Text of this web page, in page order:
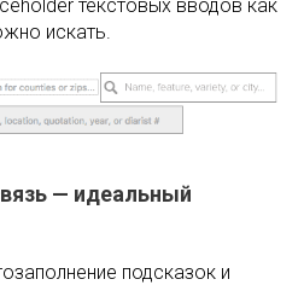
текстовых вводов как
искать.
— идеальный
подсказок и